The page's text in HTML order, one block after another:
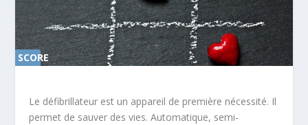
SCORE
Le défibrillateur est un appareil de première nécessité. Il
permet de sauver des vies. Automatique, semi-